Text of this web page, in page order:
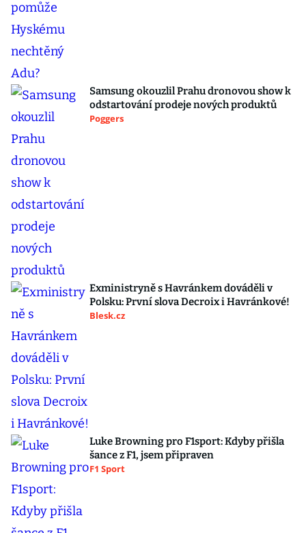
Samsung okouzlil Prahu dronovou show k
odstartování prodeje nových produktů
Poggers
Exministryně s Havránkem dováděli v
Polsku: První slova Decroix i Havránkové!
Blesk.cz
Luke Browning pro F1sport: Kdyby přišla
šance z F1, jsem připraven
F1 Sport